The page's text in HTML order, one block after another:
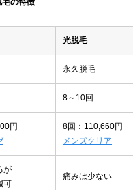
毛の特徴
光脱毛
永久脱毛
8～10回
円
8回：110,660円
メンズクリア
が
可
痛みは少ない